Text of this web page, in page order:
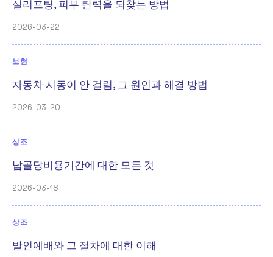
실리프팅, 피부 탄력을 되찾는 방법
2026-03-22
보험
자동차 시동이 안 걸림, 그 원인과 해결 방법
2026-03-20
상조
납골당비용기간에 대한 모든 것
2026-03-18
상조
발인예배와 그 절차에 대한 이해